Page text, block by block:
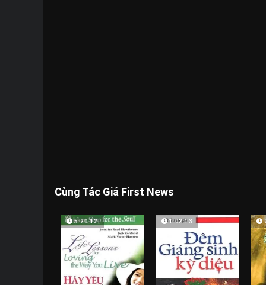
Cùng Tác Giả First News
5:20:12 1:02:13